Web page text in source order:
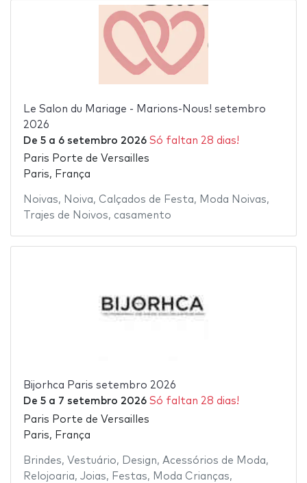
Le Salon du Mariage - Marions-Nous! setembro
2026
De 5a 6 setembro 2026 Só faltan 28 dias!
Paris Porte de Versailles
Paris, França
Noivas, Noiva, Calçados de Festa, Moda Noivas,
Trajes de Noivos, casamento
Bijorhca Paris setembro 2026
De 5a 7 setembro 2026 Só faltan 28 dias!
Paris Porte de Versailles
Paris, França
Brindes, Vestuário, Design, Acessórios de Moda,
Relojoaria, Joias, Festas, Moda Crianças,